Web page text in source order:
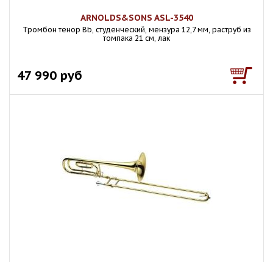
ARNOLDS&SONS ASL-3540
Тромбон тенор Bb, студенческий, мензура 12,7 мм, раструб из
томпака 21 см, лак
47 990 руб